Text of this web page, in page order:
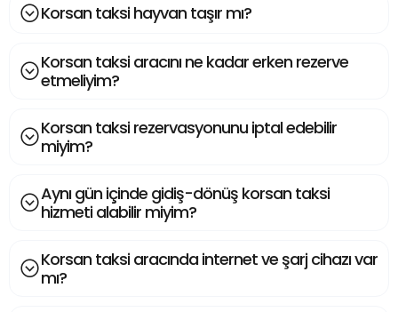
Korsan taksi hayvan taşır mı?
Korsan taksi aracını ne kadar erken rezerve
etmeliyim?
Korsan taksi rezervasyonunu iptal edebilir
miyim?
Aynı gün içinde gidiş-dönüş korsan taksi
hizmeti alabilir miyim?
Korsan taksi aracında internet ve şarj cihazı var
mı?